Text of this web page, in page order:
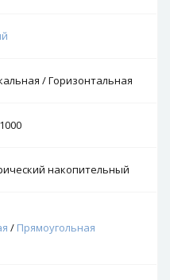
/ Горизонтальная
накопительный
/ Прямоугольная